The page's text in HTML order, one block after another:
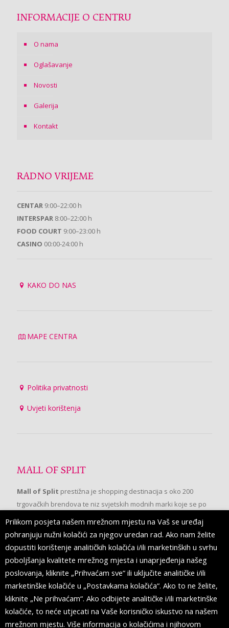
INFORMACIJE O CENTRU
O nama
Oglašavanje
Novosti
Galerija
Kontakt
RADNO VRIJEME
CENTAR 9:00–22:00 h
INTERSPAR 8:00–22:00 h
FOOD COURT 9:00–23:00 h
CASINO 00:00-24:00 h
KAKO DO NAS
MAPE CENTRA
Politika privatnosti
Uvjeti korištenja
MALL OF SPLIT
Mall of Split prestižna je shopping destinacija s oko 200
trgovačkih brendova te niz svjetskih modnih marki koje se po
prvi put pojavljuju u Splitu.
PRATITE NAS
Prilikom posjeta našem mrežnom mjestu na Vaš se uređaj
pohranjuju nužni kolačići za njegov uredan rad. Ako nam želite
dopustiti korištenje analitičkih kolačića i/ili marketinških u svrhu
poboljšanja kvalitete mrežnog mjesta i unaprjeđenja našeg
poslovanja, kliknite „Prihvaćam sve“ ili uključite analitičke i/ili
marketinške kolačiće u „Postavkama kolačića“. Ako to ne želite,
kliknite „Ne prihvaćam“. Ako odbijete analitičke i/ili marketinške
kolačiće, to neće utjecati na Vaše korisničko iskustvo na našem
mrežnom mjestu. Više informacija o kolačićima i njihovom